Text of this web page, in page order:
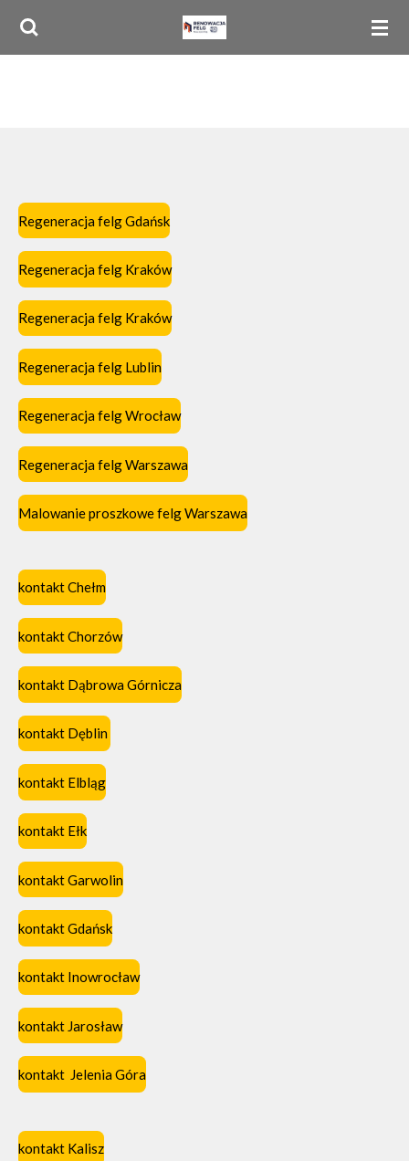
Przejdź
Regeneracja felg Gdańsk
Regeneracja felg Kraków
Regeneracja felg Kraków
Regeneracja felg Lublin
Regeneracja felg Wrocław
Regeneracja felg Warszawa
Malowanie proszkowe felg Warszawa
kontakt Chełm
kontakt Chorzów
kontakt Dąbrowa Górnicza
kontakt Dęblin
kontakt Elbląg
kontakt Ełk
kontakt Garwolin
kontakt Gdańsk
kontakt Inowrocław
kontakt Jarosław
kontakt Jelenia Góra
kontakt Kalisz